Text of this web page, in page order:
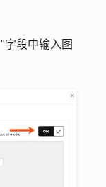
"字段中输入图